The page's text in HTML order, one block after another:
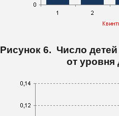
Рисунок 6. Число
от уровня